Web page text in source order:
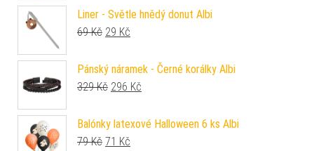
Liner - Světle hnědý donut Albi
69Kč Původní cena byla: 69 Kč.
29 Kč
Pánský náramek - Černé korálky Albi
329Kč Původní cena byla: 329 Kč.
296 Kč
Balónky latexové Halloween 6 ks Albi
79Kč Původní cena byla: 79 Kč.
71 Kč